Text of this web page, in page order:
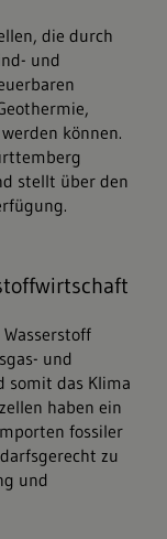
die durch
und
können.
stellt über den
und
somit das Klima
haben ein
fossiler
zu
und